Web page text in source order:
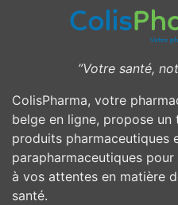
”Votre santé,
ColisPharma, votre
belge en ligne, propose
produits pharmaceutiques
parapharmaceutiques
à vos attentes en matière
santé.